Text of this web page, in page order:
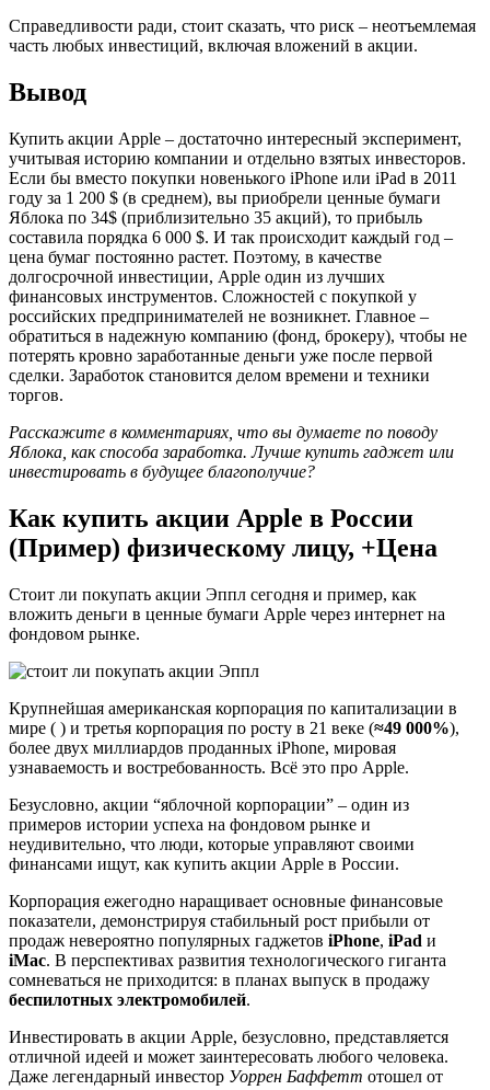
Справедливости ради, стоит сказать, что риск – неотъемлемая
часть любых инвестиций, включая вложений в акции.
Вывод
Купить акции Apple – достаточно интересный эксперимент,
учитывая историю компании и отдельно взятых инвесторов.
Если бы вместо покупки новенького iPhone или iPad в 2011
году за 1 200 $ (в среднем), вы приобрели ценные бумаги
Яблока по 34$ (приблизительно 35 акций), то прибыль
составила порядка 6 000 $. И так происходит каждый год –
цена бумаг постоянно растет. Поэтому, в качестве
долгосрочной инвестиции, Apple один из лучших
финансовых инструментов. Сложностей с покупкой у
российских предпринимателей не возникнет. Главное –
обратиться в надежную компанию (фонд, брокеру), чтобы не
потерять кровно заработанные деньги уже после первой
сделки. Заработок становится делом времени и техники
торгов.
Расскажите в комментариях, что вы думаете по поводу
Яблока, как способа заработка. Лучше купить гаджет или
инвестировать в будущее благополучие?
Как купить акции Apple в России
(Пример) физическому лицу, +Цена
Стоит ли покупать акции Эппл сегодня и пример, как
вложить деньги в ценные бумаги Apple через интернет на
фондовом рынке.
Крупнейшая американская корпорация по капитализации в
мире ( ) и третья корпорация по росту в 21 веке (≈49 000%),
более двух миллиардов проданных iPhone, мировая
узнаваемость и востребованность. Всё это про Apple.
Безусловно, акции “яблочной корпорации” – один из
примеров истории успеха на фондовом рынке и
неудивительно, что люди, которые управляют своими
финансами ищут, как купить акции Apple в России.
Корпорация ежегодно наращивает основные финансовые
показатели, демонстрируя стабильный рост прибыли от
продаж невероятно популярных гаджетов iPhone, iPad и
iMac. В перспективах развития технологического гиганта
сомневаться не приходится: в планах выпуск в продажу
беспилотных электромобилей.
Инвестировать в акции Apple, безусловно, представляется
отличной идеей и может заинтересовать любого человека.
Даже легендарный инвестор Уоррен Баффетт отошел от